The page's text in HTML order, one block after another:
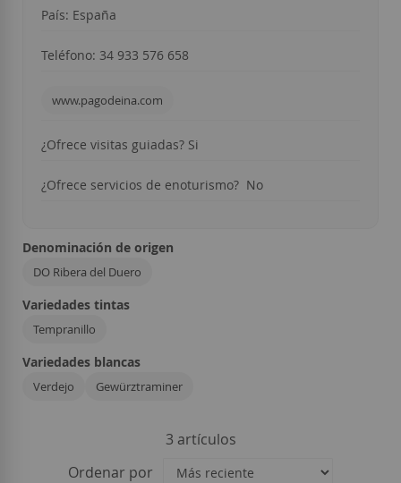
País: España
Teléfono: 34 933 576 658
www.pagodeina.com
¿Ofrece visitas guiadas? Si
¿Ofrece servicios de enoturismo? No
Denominación de origen
DO Ribera del Duero
Variedades tintas
Tempranillo
Variedades blancas
Verdejo Gewürztraminer
3 artículos
Ordenar por